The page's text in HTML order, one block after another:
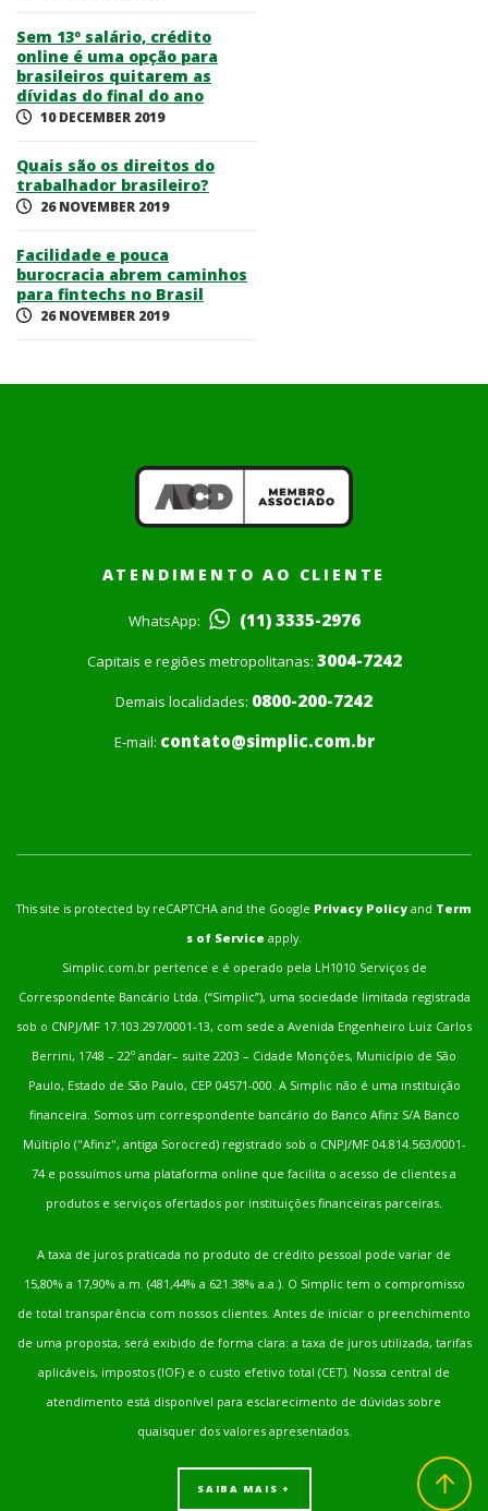
Sem 13º salário, crédito
online é uma opção para
brasileiros quitarem as
dívidas do final do ano
10 DECEMBER 2019
Quais são os direitos do
trabalhador brasileiro?
26 NOVEMBER 2019
Facilidade e pouca
burocracia abrem caminhos
para fintechs no Brasil
26 NOVEMBER 2019
ATENDIMENTO AO CLIENTE
WhatsApp: (11) 3335-2976
Capitais e regiões metropolitanas: 3004-7242
Demais localidades: 0800-200-7242
E-mail: contato@simplic.com.br
This site is protected by reCAPTCHA and the Google Privacy Policy and Term
s of Service apply.
Simplic.com.br pertence e é operado pela LH1010 Serviços de
Correspondente Bancário Ltda. (“Simplic”), uma sociedade limitada registrada
sob o CNPJ/MF 17.103.297/0001-13, com sede a Avenida Engenheiro Luiz Carlos
Berrini, 1748 – 22º andar– suite 2203 – Cidade Monções, Município de São
Paulo, Estado de São Paulo, CEP 04571-000. A Simplic não é uma instituição
financeira. Somos um correspondente bancário do Banco Afinz S/A Banco
Múltiplo ("Afinz", antiga Sorocred) registrado sob o CNPJ/MF 04.814.563/0001-
74 e possuímos uma plataforma online que facilita o acesso de clientes a
produtos e serviços ofertados por instituições financeiras parceiras.
A taxa de juros praticada no produto de crédito pessoal pode variar de
15,80% a 17,90% a.m. (481,44% a 621.38% a.a.). O Simplic tem o compromisso
de total transparência com nossos clientes. Antes de iniciar o preenchimento
de uma proposta, será exibido de forma clara: a taxa de juros utilizada, tarifas
aplicáveis, impostos (IOF) e o custo efetivo total (CET). Nossa central de
atendimento está disponível para esclarecimento de dúvidas sobre
quaisquer dos valores apresentados.
SAIBA MAIS +
Voltar
ao